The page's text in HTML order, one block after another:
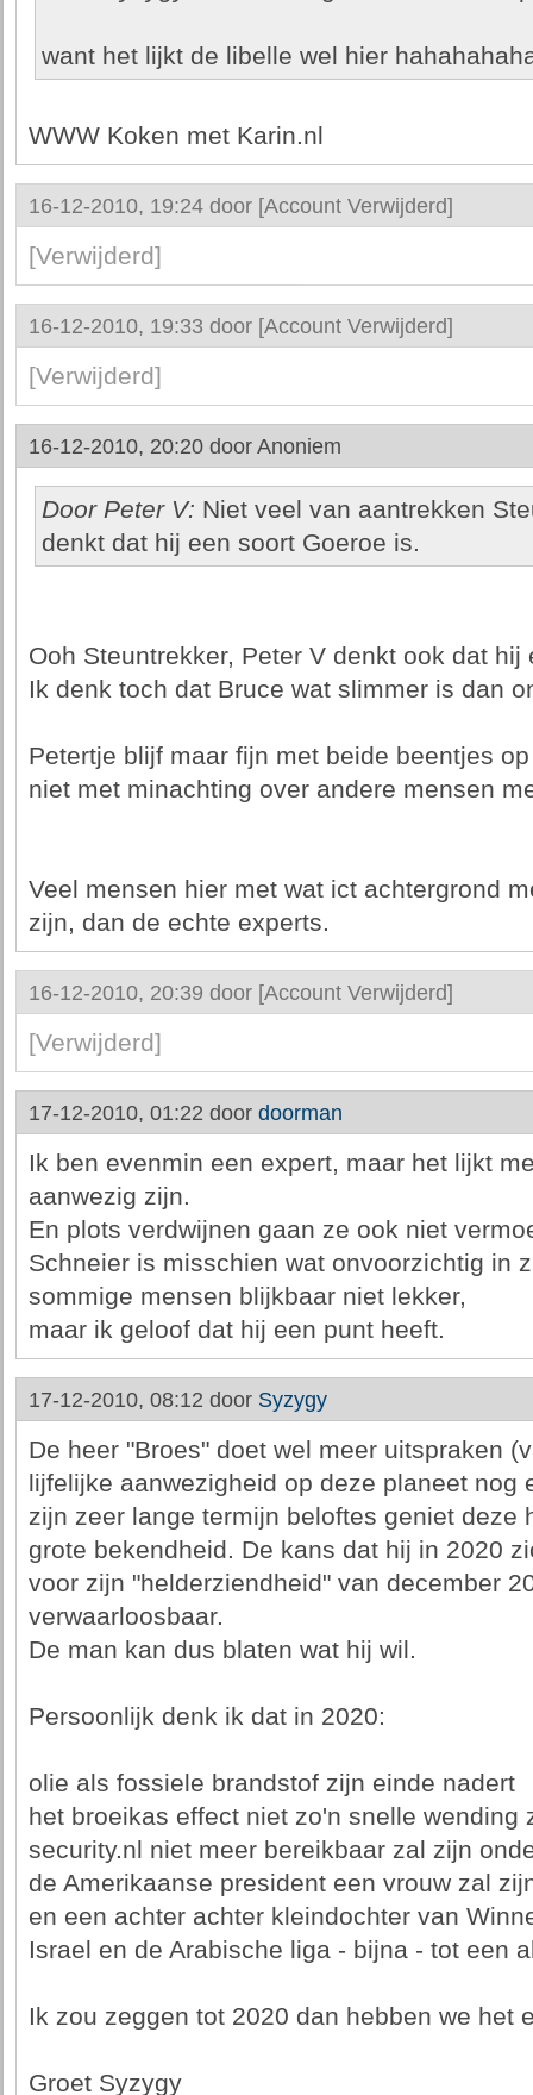
want het lijkt de libelle wel hier
WWW Koken met Karin.nl
16-12-2010, 19:24 door [Account Verwijderd]
[Verwijderd]
16-12-2010, 19:33 door [Account Verwijderd]
[Verwijderd]
16-12-2010, 20:20 door Anoniem
Door Peter V: Niet veel van aantrekken
denkt dat hij een soort Goeroe is.
Ooh Steuntrekker, Peter V denkt ook dat hij
Ik denk toch dat Bruce wat slimmer is dan
Petertje blijf maar fijn met beide beentjes
niet met minachting over andere mensen
Veel mensen hier met wat ict achtergrond
zijn, dan de echte experts.
16-12-2010, 20:39 door [Account Verwijderd]
[Verwijderd]
17-12-2010, 01:22 door doorman
Ik ben evenmin een expert, maar het lijkt
aanwezig zijn.
En plots verdwijnen gaan ze ook niet
Schneier is misschien wat onvoorzichtig in
sommige mensen blijkbaar niet lekker,
maar ik geloof dat hij een punt heeft.
17-12-2010, 08:12 door Syzygy
De heer "Broes" doet wel meer uitspraken
lijfelijke aanwezigheid op deze planeet nog
zijn zeer lange termijn beloftes geniet deze
grote bekendheid. De kans dat hij in 2020
voor zijn "helderziendheid" van december
verwaarloosbaar.
De man kan dus blaten wat hij wil.
Persoonlijk denk ik dat in 2020:
olie als fossiele brandstof zijn einde nadert
het broeikas effect niet zo'n snelle wending
security.nl niet meer bereikbaar zal zijn
de Amerikaanse president een vrouw zal
en een achter achter kleindochter van
Israel en de Arabische liga - bijna - tot een
Ik zou zeggen tot 2020 dan hebben we het
Groet Syzygy